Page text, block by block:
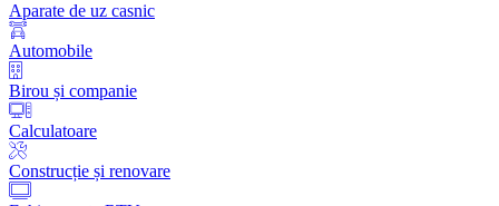
Aparate de uz casnic
Automobile
Birou și companie
Calculatoare
Construcție și renovare